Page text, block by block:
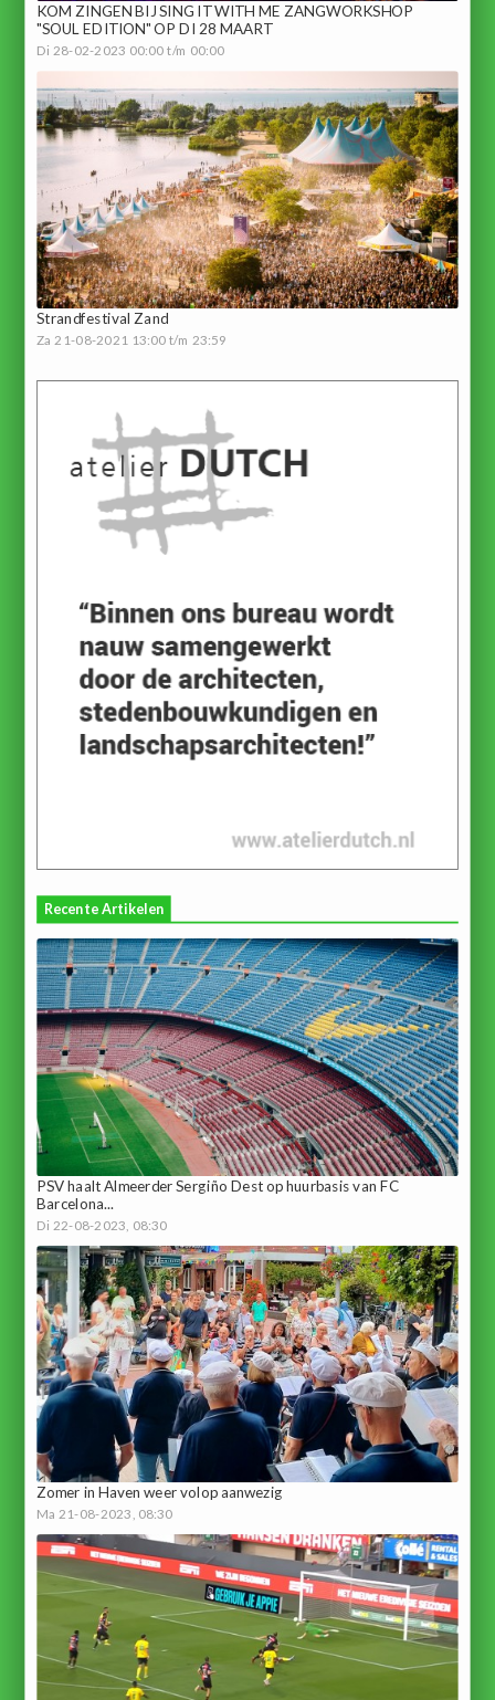
KOM ZINGEN BIJ SING IT WITH ME ZANGWORKSHOP
"SOUL EDITION" OP DI 28 MAART
Di 28-02-2023 00:00 t/m 00:00
Strandfestival Zand
Za 21-08-2021 13:00 t/m 23:59
Recente Artikelen
PSV haalt Almeerder Sergiño Dest op huurbasis van FC
Barcelona...
Di 22-08-2023, 08:30
Zomer in Haven weer volop aanwezig
Ma 21-08-2023, 08:30